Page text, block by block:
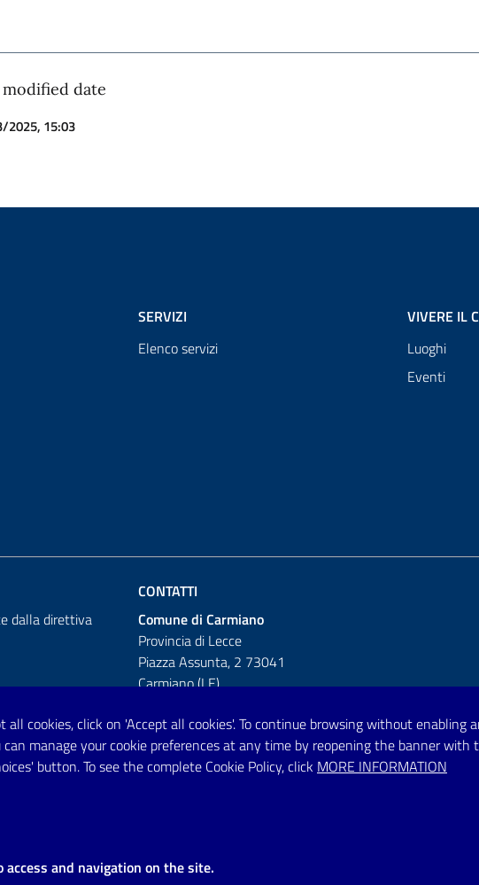
cookies, click on 'Accept all cookies'. To continue browsing without enabling
manage your cookie preferences at any time by reopening the banner with
button. To see the complete Cookie Policy, click MORE INFORMATION
and navigation on the site.
modified date
2025, 15:03
SERVIZI
Elenco servizi
VIVERE IL
Luoghi
Eventi
dalla direttiva
CONTATTI
Comune di Carmiano
Provincia di Lecce
Piazza Assunta, 2 73041
Carmiano (LE)
Telefono: 0832 600001
Posta Elettronica Certificata: